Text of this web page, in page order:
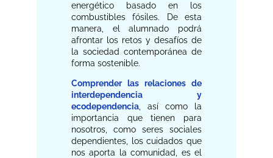
energético basado en los
combustibles fósiles. De esta
manera, el alumnado podrá
afrontar los retos y desafíos de
la sociedad contemporánea de
forma sostenible.
Comprender las relaciones de
interdependencia y
ecodependencia , así como la
importancia que tienen para
nosotros, como seres sociales
dependientes, los cuidados que
nos aporta la comunidad, es el